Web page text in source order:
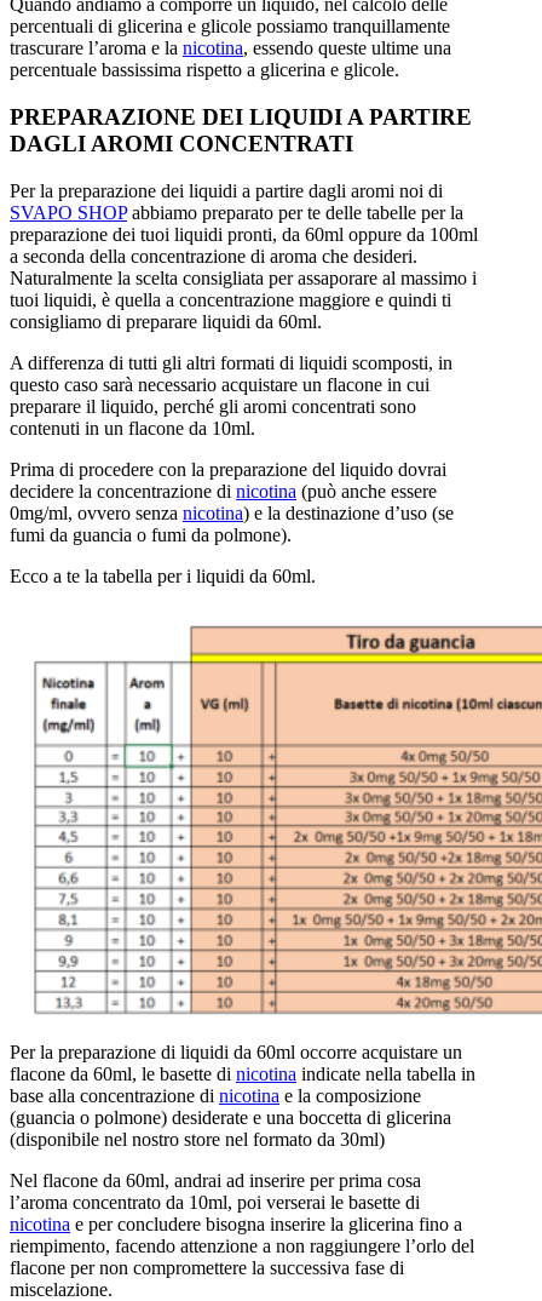
Quando andiamo a comporre un liquido, nel calcolo delle
percentuali di glicerina e glicole possiamo tranquillamente
trascurare l’aroma e la nicotina, essendo queste ultime una
percentuale bassissima rispetto a glicerina e glicole.
PREPARAZIONE DEI LIQUIDI A PARTIRE
DAGLI AROMI CONCENTRATI
Per la preparazione dei liquidi a partire dagli aromi noi di
SVAPO SHOPabbiamo preparato per te delle tabelle per la
preparazione dei tuoi liquidi pronti, da 60ml oppure da 100ml
a seconda della concentrazione di aroma che desideri.
Naturalmente la scelta consigliata per assaporare al massimo i
tuoi liquidi, è quella a concentrazione maggiore e quindi ti
consigliamo di preparare liquidi da 60ml.
A differenza di tutti gli altri formati di liquidi scomposti, in
questo caso sarà necessario acquistare un flacone in cui
preparare il liquido, perché gli aromi concentrati sono
contenuti in un flacone da 10ml.
Prima di procedere con la preparazione del liquido dovrai
decidere la concentrazione di nicotina (può anche essere
0mg/ml, ovvero senza nicotina) e la destinazione d’uso (se
fumi da guancia o fumi da polmone).
Ecco a te la tabella per i liquidi da 60ml.
Per la preparazione di liquidi da 60ml occorre acquistare un
flacone da 60ml, le basette di nicotina indicate nella tabella in
base alla concentrazione di nicotina e la composizione
(guancia o polmone) desiderate e una boccetta di glicerina
(disponibile nel nostro store nel formato da 30ml)
Nel flacone da 60ml, andrai ad inserire per prima cosa
l’aroma concentrato da 10ml, poi verserai le basette di
nicotina e per concludere bisogna inserire la glicerina fino a
riempimento, facendo attenzione a non raggiungere l’orlo del
flacone per non compromettere la successiva fase di
miscelazione.